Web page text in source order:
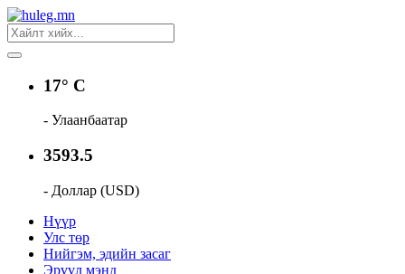
17° C
- Улаанбаатар
3593.5
- Доллар (USD)
Нүүр
Улс төр
Нийгэм, эдийн засаг
Эрүүл мэнд